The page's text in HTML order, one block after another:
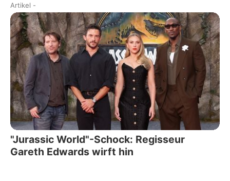
Artikel -
"Jurassic World"-Schock: Regisseur
Gareth Edwards wirft hin